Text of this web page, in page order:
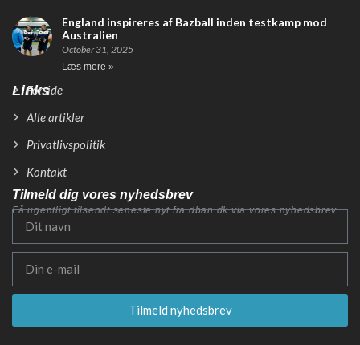
England inspireres af Bazball inden testkamp mod
Australien
October 31, 2025
Læs mere »
Links
Forside
Alle artikler
Privatlivspolitik
Kontakt
Tilmeld dig vores nyhedsbrev
Få ugentligt tilsendt seneste nyt fra dban.dk via vores nyhedsbrev
Tilmeld nyhedsbrev